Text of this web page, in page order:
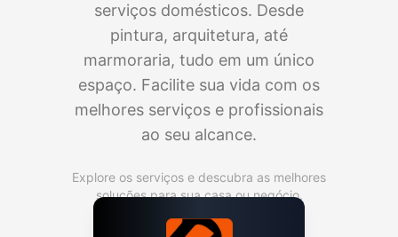
serviços domésticos. Desde
pintura, arquitetura, até
marmoraria, tudo em um único
espaço. Facilite sua vida com os
melhores serviços e profissionais
ao seu alcance.
Explore os serviços e descubra as melhores
soluções para sua casa ou negócio.